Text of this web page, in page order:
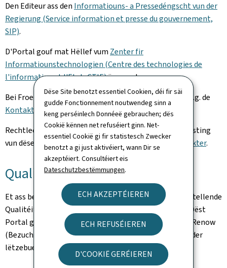
Dëse Site benotzt essentiel Cookien, déi fir säi
gudde Fonctionnement noutwendeg sinn a
keng perséinlech Donnéeë gebrauchen; dës
Cookië kënnen net refuséiert ginn. Net-
essentiel Cookië gi fir statistesch Zwecker
benotzt a gi just aktivéiert, wann Dir se
akzeptéiert. Consultéiert eis
Dateschutzbestëmmungen.
ECH AKZEPTÉIEREN
ECH REFUSÉIEREN
D'COOKIË GERÉIEREN
Den Editeur ass den Informatiouns- a Pressedéngscht vun der
Regierung (Service information et presse du gouvernement,
SIP).
D'Portal gouf mat Hëllef vum Zenter fir
Informatiounstechnologien (Centre des technologies de
l'information et l'Etat, CTIE)ëmgesat.
Bei Froen iwwert dëst Portal a säin Inhalt benotzt w.e.g. de
Kontaktformulaire
Rechtlech Hiwäiser an Informatiounen iwwert den Hosting
vun dëser Websäit fannt Dir op der Säit
rechtlech Aspekter.
Qualitéit
Et ass besonnesch dorop opgepasst ginn, en zefriddestellende
Qualitéits- an Accessibilitéitsniveau ze garantéieren. Dëst
Portal gëtt no den Empfeelunge vum Bezuchsmodell Renow
(Bezuchsmodell vun der Website-Normalisatioun vun der
lëtzebuergescher Regierung) entwéckelt.